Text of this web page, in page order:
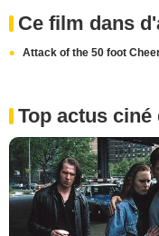
Ce film dans
Attack of the 50 foot
Top actus ciné